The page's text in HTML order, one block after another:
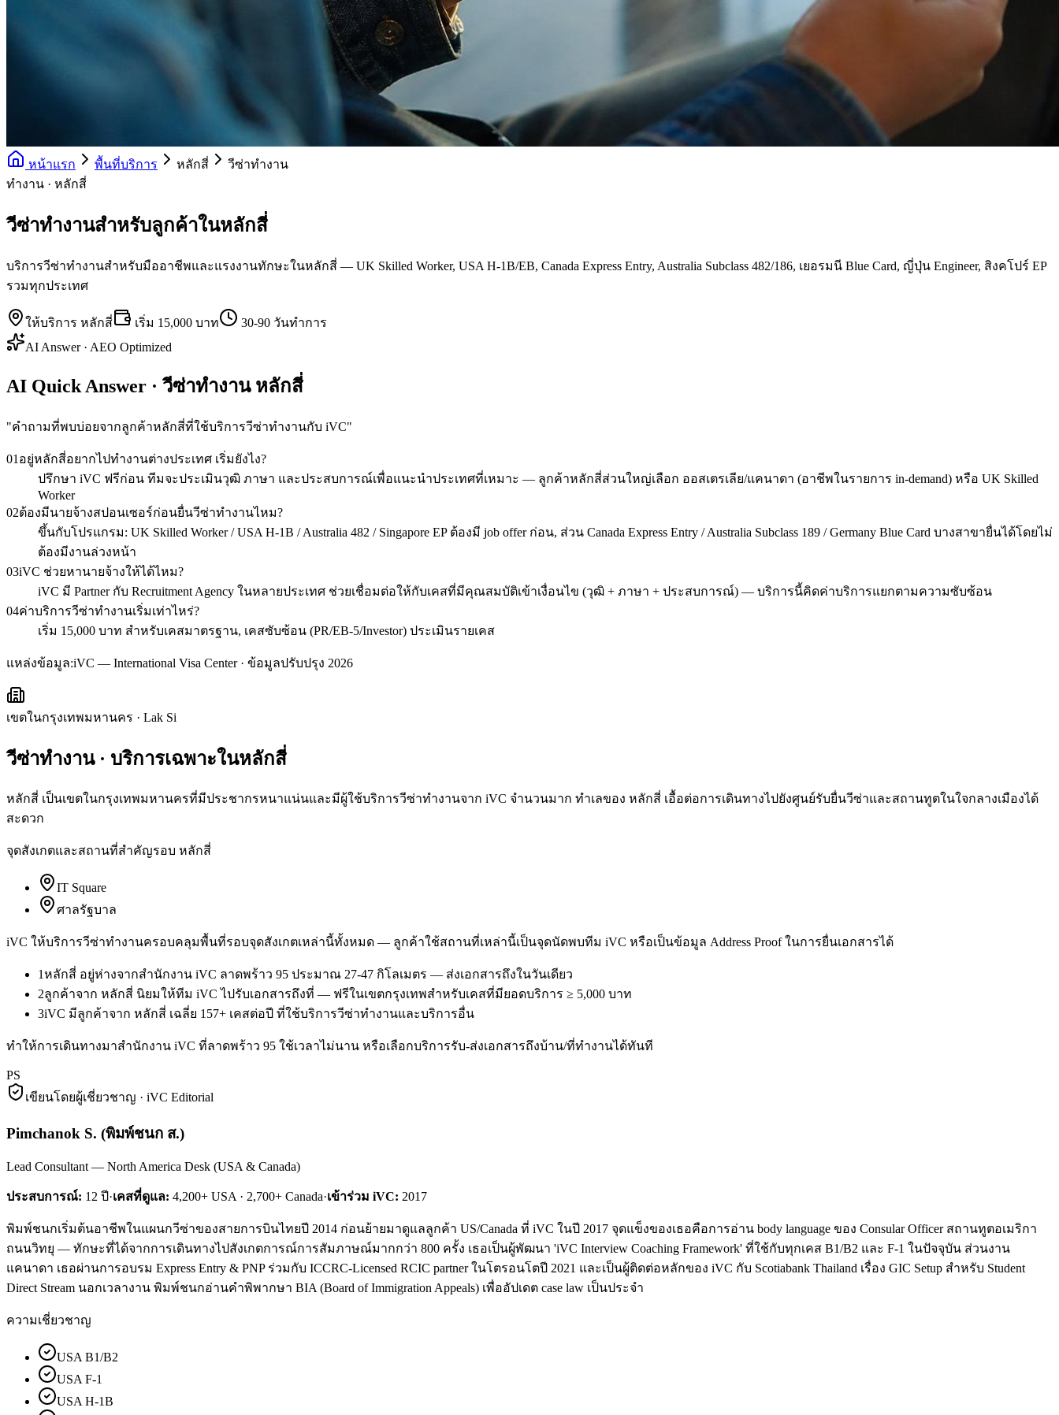
หน้าแรก พื้นที่บริการ หลักสี่
วีซ่าทำงาน
ทำงาน · หลักสี่
วีซ่าทำงานสำหรับลูกค้าในหลักสี่
บริการวีซ่าทำงานสำหรับมืออาชีพและแรงงานทักษะในหลักสี่ — UK Skilled Worker, USA H-1B/EB, Canada Express Entry, Australia Subclass 482/186, เยอรมนี Blue Card, ญี่ปุ่น Engineer, สิงคโปร์ EP
รวมทุกประเทศ
ให้บริการ หลักสี่ เริ่ม 15,000 บาท
30-90 วันทำการ
AI Answer · AEO Optimized
AI Quick Answer · วีซ่าทำงาน หลักสี่
"คำถามที่พบบ่อยจากลูกค้าหลักสี่ที่ใช้บริการวีซ่าทำงานกับ iVC"
01 อยู่หลักสี่อยากไปทำงานต่างประเทศ เริ่มยังไง?
ปรึกษา iVC ฟรีก่อน ทีมจะประเมินวุฒิ ภาษา และประสบการณ์เพื่อแนะนำประเทศที่เหมาะ — ลูกค้าหลักสี่ส่วนใหญ่เลือก ออสเตรเลีย/แคนาดา (อาชีพในรายการ in-demand) หรือ UK Skilled
Worker
02ต้องมีนายจ้างสปอนเซอร์ก่อนยื่นวีซ่าทำงานไหม?
ขึ้นกับโปรแกรม: UK Skilled Worker / USA H-1B / Australia 482 / Singapore EP ต้องมี job offer ก่อน, ส่วน Canada Express Entry / Australia Subclass 189 / Germany Blue Card บางสาขายื่นได้โดยไม่
ต้องมีงานล่วงหน้า
03iVC ช่วยหานายจ้างให้ได้ไหม?
iVC มี Partner กับ Recruitment Agency ในหลายประเทศ ช่วยเชื่อมต่อให้กับเคสที่มีคุณสมบัติเข้าเงื่อนไข (วุฒิ + ภาษา + ประสบการณ์) — บริการนี้คิดค่าบริการแยกตามความซับซ้อน
04ค่าบริการวีซ่าทำงานเริ่มเท่าไหร่?
เริ่ม 15,000 บาท สำหรับเคสมาตรฐาน, เคสซับซ้อน (PR/EB-5/Investor) ประเมินรายเคส
แหล่งข้อมูล:iVC — International Visa Center · ข้อมูลปรับปรุง 2026
เขตในกรุงเทพมหานคร · Lak Si
วีซ่าทำงาน· บริการเฉพาะในหลักสี่
หลักสี่ เป็นเขตในกรุงเทพมหานครที่มีประชากรหนาแน่นและมีผู้ใช้บริการวีซ่าทำงานจาก iVC จำนวนมาก ทำเลของ หลักสี่ เอื้อต่อการเดินทางไปยังศูนย์รับยื่นวีซ่าและสถานทูตในใจกลางเมืองได้
สะดวก
จุดสังเกตและสถานที่สำคัญรอบ หลักสี่
IT Square
ศาลรัฐบาล
iVC ให้บริการวีซ่าทำงานครอบคลุมพื้นที่รอบจุดสังเกตเหล่านี้ทั้งหมด — ลูกค้าใช้สถานที่เหล่านี้เป็นจุดนัดพบทีม iVC หรือเป็นข้อมูล Address Proof ในการยื่นเอกสารได้
1หลักสี่ อยู่ห่างจากสำนักงาน iVC ลาดพร้าว 95 ประมาณ 27-47 กิโลเมตร — ส่งเอกสารถึงในวันเดียว
2ลูกค้าจาก หลักสี่ นิยมให้ทีม iVC ไปรับเอกสารถึงที่ — ฟรีในเขตกรุงเทพสำหรับเคสที่มียอดบริการ ≥ 5,000 บาท
3iVC มีลูกค้าจาก หลักสี่ เฉลี่ย 157+ เคสต่อปี ที่ใช้บริการวีซ่าทำงานและบริการอื่น
ทำให้การเดินทางมาสำนักงาน iVC ที่ลาดพร้าว 95 ใช้เวลาไม่นาน หรือเลือกบริการรับ-ส่งเอกสารถึงบ้าน/ที่ทำงานได้ทันที
PS
เขียนโดยผู้เชี่ยวชาญ · iVC Editorial
Pimchanok S. (พิมพ์ชนก ส.)
Lead Consultant — North America Desk (USA & Canada)
ประสบการณ์: 12 ปี·เคสที่ดูแล: 4,200+ USA · 2,700+ Canada·เข้าร่วม iVC: 2017
พิมพ์ชนกเริ่มต้นอาชีพในแผนกวีซ่าของสายการบินไทยปี 2014 ก่อนย้ายมาดูแลลูกค้า US/Canada ที่ iVC ในปี 2017 จุดแข็งของเธอคือการอ่าน body language ของ Consular Officer สถานทูตอเมริกา
ถนนวิทยุ — ทักษะที่ได้จากการเดินทางไปสังเกตการณ์การสัมภาษณ์มากกว่า 800 ครั้ง เธอเป็นผู้พัฒนา 'iVC Interview Coaching Framework' ที่ใช้กับทุกเคส B1/B2 และ F-1 ในปัจจุบัน ส่วนงาน
แคนาดา เธอผ่านการอบรม Express Entry & PNP ร่วมกับ ICCRC-Licensed RCIC partner ในโตรอนโตปี 2021 และเป็นผู้ติดต่อหลักของ iVC กับ Scotiabank Thailand เรื่อง GIC Setup สำหรับ Student
Direct Stream นอกเวลางาน พิมพ์ชนกอ่านคำพิพากษา BIA (Board of Immigration Appeals) เพื่ออัปเดต case law เป็นประจำ
ความเชี่ยวชาญ
USA B1/B2
USA F-1
USA H-1B